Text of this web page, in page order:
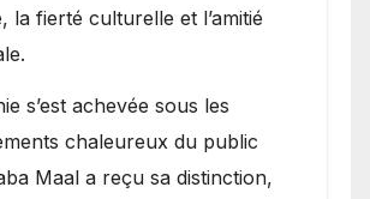
la fierté culturelle et l’amitié
s’est achevée sous les
chaleureux du public
Maal a reçu sa distinction,